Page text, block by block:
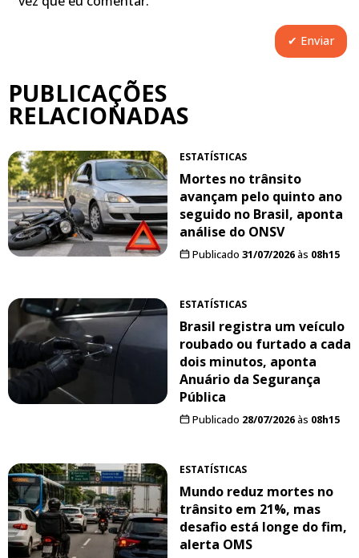
PUBLICAÇÕES
RELACIONADAS
ESTATÍSTICAS
Mortes no trânsito
avançam pelo quinto ano
seguido no Brasil, aponta
análise do ONSV
Publicado 31/07/2026às 08h15
ESTATÍSTICAS
Brasil registra um veículo
roubado ou furtado a cada
dois minutos, aponta
Anuário da Segurança
Pública
Publicado 28/07/2026às 08h15
ESTATÍSTICAS
Mundo reduz mortes no
trânsito em 21%, mas
desafio está longe do fim,
alerta OMS